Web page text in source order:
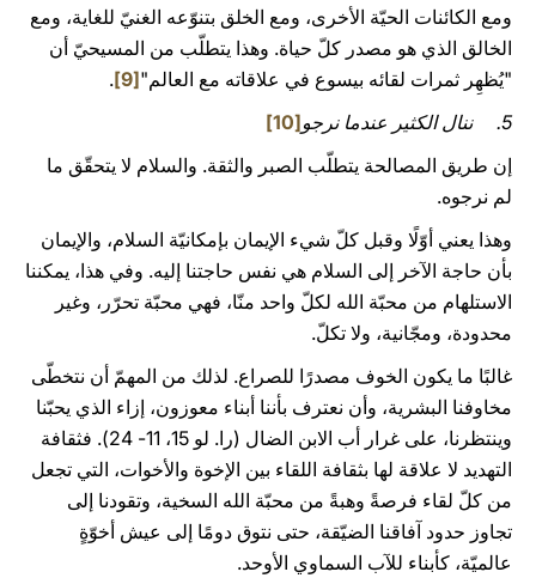
ومع الكائنات الحيّة الأخرى، ومع الخلق بتنوّعه الغنيّ للغاية، ومع
الخالق الذي هو مصدر كلّ حياة. وهذا يتطلّب من المسيحيّ أن
"يُظهِر ثمرات لقائه بيسوع في علاقاته مع العالم"[9]
.
5. ننال الكثير عندما نرجو
[10]
إن طريق المصالحة يتطلّب الصبر والثقة. والسلام لا يتحقّق ما
لم نرجوه.
وهذا يعني أوّلًا وقبل كلّ شيء الإيمان بإمكانيّة السلام، والإيمان
بأن حاجة الآخر إلى السلام هي نفس حاجتنا إليه. وفي هذا، يمكننا
الاستلهام من محبّة الله لكلّ واحد منّا، فهي محبّة تحرّر، وغير
محدودة، ومجّانية، ولا تكلّ.
غالبًا ما يكون الخوف مصدرًا للصراع. لذلك من المهمّ أن نتخطّى
مخاوفنا البشرية، وأن نعترف بأننا أبناء معوزون، إزاء الذي يحبّنا
وينتظرنا، على غرار أب الابن الضال (را. لو 15، 11- 24). فثقافة
التهديد لا علاقة لها بثقافة اللقاء بين الإخوة والأخوات، التي تجعل
من كلّ لقاء فرصةً وهبةً من محبّة الله السخية، وتقودنا إلى
تجاوز حدود آفاقنا الضيّقة، حتى نتوق دومًا إلى عيش أخوّةٍ
عالميّة، كأبناء للآب السماوي الأوحد.